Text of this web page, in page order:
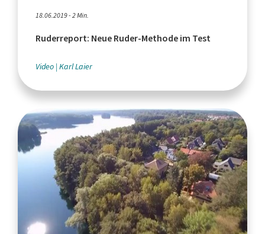
18.06.2019 - 2 Min.
Ruderreport: Neue Ruder-Methode im Test
Video Karl Laier